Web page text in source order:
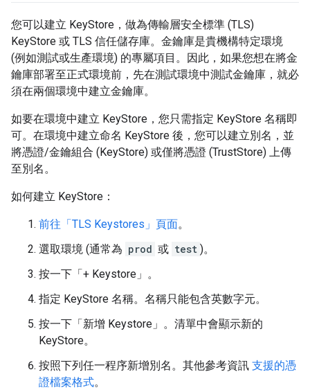
您可以建立 KeyStore，做為傳輸層安全標準 (TLS)
KeyStore 或 TLS 信任儲存庫。金鑰庫是貴機構特定環境
(例如測試或生產環境) 的專屬項目。因此，如果您想在將金
鑰庫部署至正式環境前，先在測試環境中測試金鑰庫，就必
須在兩個環境中建立金鑰庫。
如要在環境中建立 KeyStore，您只需指定 KeyStore 名稱即
可。在環境中建立命名 KeyStore 後，您可以建立別名，並
將憑證/金鑰組合 (KeyStore) 或僅將憑證 (TrustStore) 上傳
至別名。
如何建立 KeyStore：
前往「TLS Keystores」頁面。
選取環境 (通常為 prod 或 test )。
按一下「+ Keystore」 。
指定 KeyStore 名稱。名稱只能包含英數字元。
按一下「新增 Keystore」 。清單中會顯示新的
KeyStore。
按照下列任一程序新增別名。其他參考資訊 支援的憑
證檔案格式。